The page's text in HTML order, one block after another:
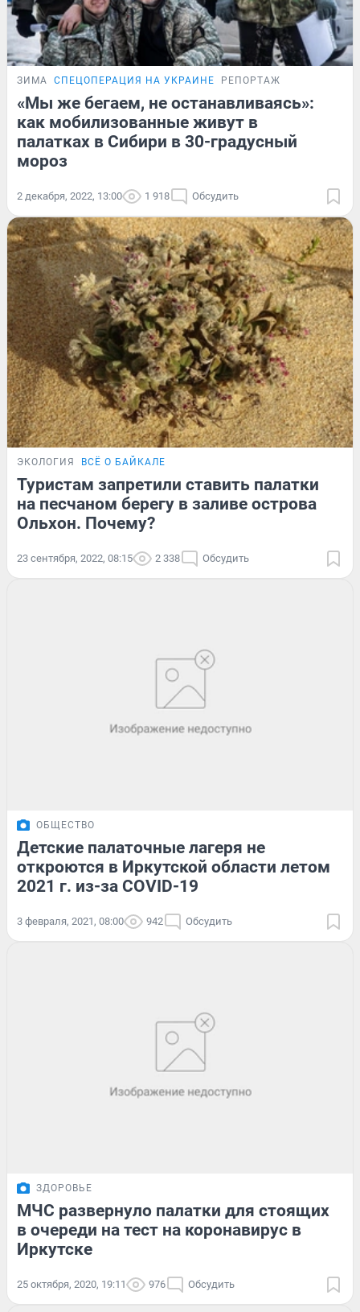
ЗИМА СПЕЦОПЕРАЦИЯ НА УКРАИНЕ РЕПОРТАЖ
«Мы же бегаем, не останавливаясь»:
как мобилизованные живут в
палатках в Сибири в 30-градусный
мороз
2 декабря, 2022, 13:00 1 918 Обсудить
ЭКОЛОГИЯ ВСЁ О БАЙКАЛЕ
Туристам запретили ставить палатки
на песчаном берегу в заливе острова
Ольхон. Почему?
23 сентября, 2022, 08:15 2 338 Обсудить
ОБЩЕСТВО
Детские палаточные лагеря не
откроются в Иркутской области летом
2021 г. из-за COVID-19
3 февраля, 2021, 08:00 942 Обсудить
ЗДОРОВЬЕ
МЧС развернуло палатки для стоящих
в очереди на тест на коронавирус в
Иркутске
25 октября, 2020, 19:11 976 Обсудить